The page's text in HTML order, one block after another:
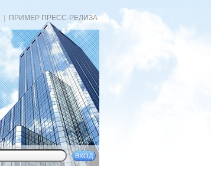
ПРИМЕР ПРЕСС-РЕЛИЗА